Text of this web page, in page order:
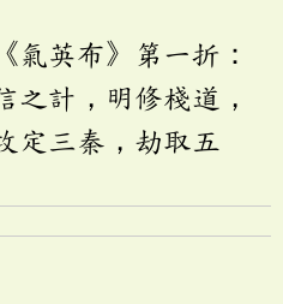
氣英布》第一折：
之計，明修棧道，
定三秦，劫取五